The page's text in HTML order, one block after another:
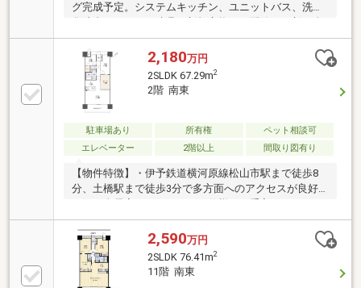
グ完成予定。システムキッチン、ユニットバス、洗面
室クロスと床材も貼り替え予定です。住宅ローンや諸
費用を含めた購入総額についてもご相談いただけま
す。
2,180万円
2SLDK 67.29m2
2階 南東
駐車場あり 所有権
ペット相談可
エレベーター
2階以上 間取り図有り
【物件特徴】・伊予鉄道横河原線松山市駅まで徒歩8
分、土橋駅まで徒歩3分で多方面へのアクセスが良好
く清潔感のある空間が保てます・白を基調とした明る
い内装デザインが日々の暮らしに開放感を与えてくれ
ます・大切なペットと一緒に暮らせる相談可能な専有
面積67.29平米の住戸です【周辺環境】・セブン‐イレ
ブン松山土橋町店まで徒歩2分で夜間の急なお買い物
2,590万円
2SLDK 76.41m2
11階 南東